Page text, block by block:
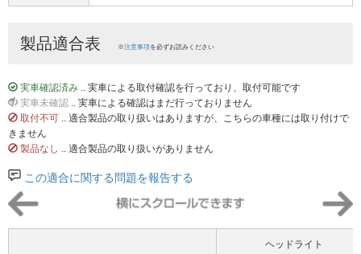
製品適合表 ※注意事項を必ずお読みください
実車確認済み .. 実車による取付確認を行っており、取付可能です
実車未確認 .. 実車による確認はまだ行っておりません
取付不可 .. 適合製品の取り扱いはありますが、こちらの車種には取り付けで
きません
製品なし .. 適合製品の取り扱いがありません
この適合に関する問題を報告する
ヘッドライト